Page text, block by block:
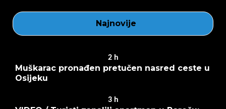
Najnovije
2 h
Muškarac pronađen pretučen nasred ceste u
Osijeku
3 h